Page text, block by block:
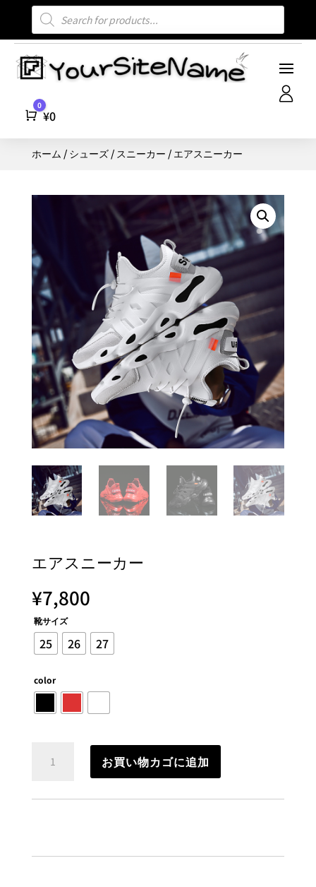
商
索
Cart
0
¥0
ホーム / シューズ/ スニーカー / エアスニーカー
エアスニーカー
¥7,800
靴サイズ
25 26 27
color
お買い物カゴに追加